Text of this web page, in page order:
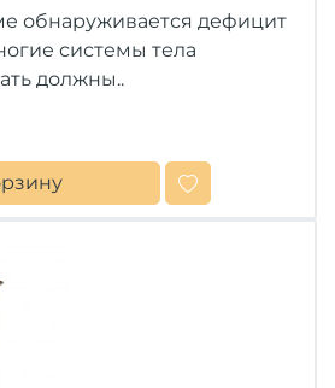
обнаруживается дефицит
системы тела
должны..